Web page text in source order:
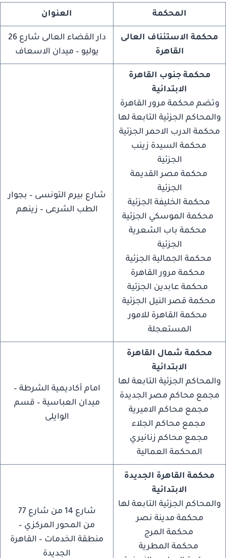
المحكمة العنوان
محكمة الاستئناف العالى
القاهرة
دار القضاء العالى شارع 26
يوليو – ميدان الاسعاف
محكمة جنوب القاهرة
الابتدائية
وتضم محكمة مرور القاهرة
والمحاكم الجزئية التابعة لها
محكمة الدرب الاحمر الجزئية
محكمة السيدة زينب
الجزئية
محكمة مصر القديمة
الجزئية
محكمة الخليفة الجزئية
محكمة الموسكي الجزئية
محكمة باب الشعرية
الجزئية
محكمة الجمالية الجزئية
محكمة مرور القاهرة
محكمة عابدين الجزئية
محكمة قصر النيل الجزئية
محكمة القاهرة للامور
المستعجلة
شارع بيرم التونسى – بجوار
الطب الشرعى – زينهم
محكمة شمال القاهرة
الابتدائية
والمحاكم الجزئية التابعة لها
مجمع محاكم مصر الجديدة
مجمع محاكم الاميرية
مجمع محاكم الجلاء
مجمع محاكم زنانيري
المحكمة العمالية
امام أكاديمية الشرطة –
ميدان العباسية – قسم
الوايلى
محكمة القاهرة الجديدة
الابتدائية
والمحاكم الجزئية التابعة لها
محكمة مدينة نصر
محكمة المرج
محكمة المطرية
شارع 14 من شارع 77
من المحور المركزي –
منطقة الخدمات – القاهرة
الجديدة